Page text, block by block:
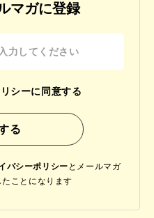
マガに登録
シーに同意する
バシーポリシー と メールマガ
ことになります